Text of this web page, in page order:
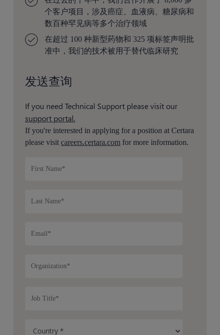
个客户项目，涉及癌症、血液病、糖尿病和
数百种罕见病等多个治疗领域
在超过 100 种新型药物和 325 项标签声明批
准中，我们的技术被用于替代临床研究
发送查询
If you need Technical Support please visit our
support portal.
If you're interested in applying for a position at Certara
please visitcareers.certara.com for more information.